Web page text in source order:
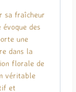
sa fraîcheur
des
une
dans la
florale de
véritable
et